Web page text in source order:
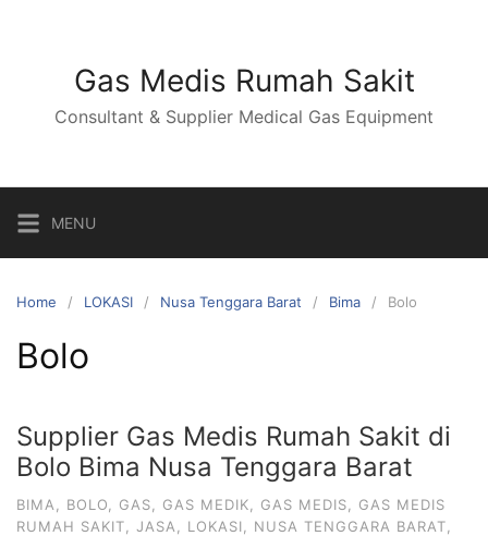
Gas Medis Rumah Sakit
Consultant & Supplier Medical Gas Equipment
MENU
Home LOKASI Nusa Tenggara Barat Bima Bolo
Bolo
Supplier Gas Medis Rumah Sakit di
Bolo Bima Nusa Tenggara Barat
BIMA BOLO GAS GAS MEDIK GAS MEDIS
GAS MEDIS
RUMAH SAKIT
JASA LOKASI NUSA TENGGARA BARAT